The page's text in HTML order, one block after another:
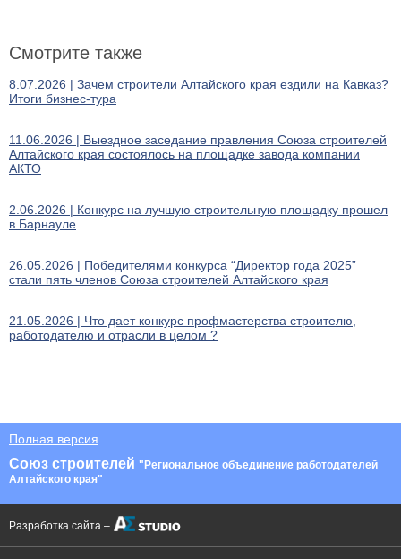
Смотрите также
8.07.2026 | Зачем строители Алтайского края ездили на Кавказ?
Итоги бизнес-тура
11.06.2026 | Выездное заседание правления Союза строителей
Алтайского края состоялось на площадке завода компании
АКТО
2.06.2026 | Конкурс на лучшую строительную площадку прошел
в Барнауле
26.05.2026 | Победителями конкурса “Директор года 2025”
стали пять членов Союза строителей Алтайского края
21.05.2026 | Что дает конкурс профмастерства строителю,
работодателю и отрасли в целом ?
Полная версия
Союз строителей "Региональное объединение работодателей
Алтайского края"
Разработка сайта –